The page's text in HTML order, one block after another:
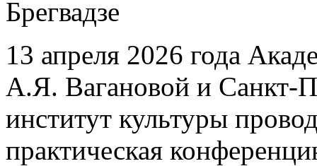
Брегвадзе
13 апреля 2026 года
А.Я. Вагановой и Санкт-
институт культуры
практическая